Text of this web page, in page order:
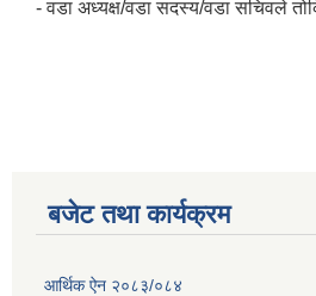
- वडा अध्यक्ष/वडा सदस्य/वडा सचिवले
बजेट तथा कार्यक्रम
आर्थिक ऐन २०८३/०८४